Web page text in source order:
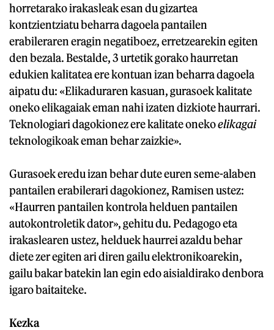
horretarako irakasleak esan du gizartea
kontzientziatu beharra dagoela pantailen
erabileraren eragin negatiboez, erretzearekin egiten
den bezala. Bestalde, 3 urtetik gorako haurretan
edukien kalitatea ere kontuan izan beharra dagoela
aipatu du: «Elikaduraren kasuan, gurasoek kalitate
oneko elikagaiak eman nahi izaten dizkiote haurrari.
Teknologiari dagokionez ere kalitate onekoelikagai
teknologikoak eman behar zaizkie».
Gurasoek eredu izan behar dute euren seme-alaben
pantailen erabilerari dagokionez, Ramisen ustez:
«Haurren pantailen kontrola helduen pantailen
autokontroletik dator», gehitu du. Pedagogo eta
irakaslearen ustez, helduek haurrei azaldu behar
diete zer egiten ari diren gailu elektronikoarekin,
gailu bakar batekin lan egin edo aisialdirako denbora
igaro baitaiteke.
Kezka